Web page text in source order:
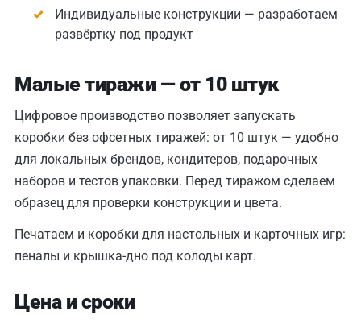
Индивидуальные конструкции — разработаем
развёртку под продукт
Малые тиражи — от 10 штук
Цифровое производство позволяет запускать
коробки без офсетных тиражей: от 10 штук — удобно
для локальных брендов, кондитеров, подарочных
наборов и тестов упаковки. Перед тиражом сделаем
образец для проверки конструкции и цвета.
Печатаем и коробки для настольных и карточных игр:
пеналы и крышка-дно под колоды карт.
Цена и сроки